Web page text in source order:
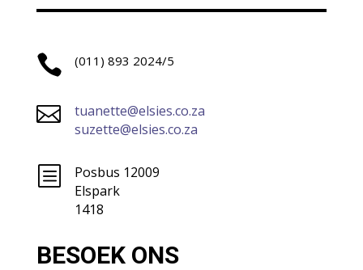
 (011) 893 2024/5

tuanette@elsies.co.za
suzette@elsies.co.za
b
Posbus 12009
Elspark
1418
BESOEK ONS